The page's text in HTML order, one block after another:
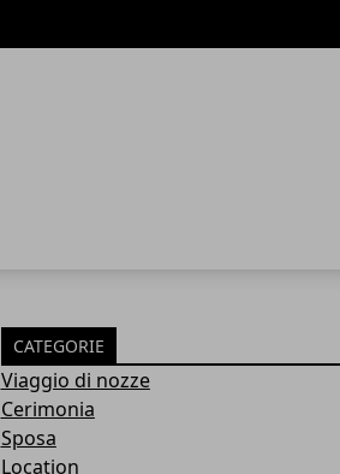
CATEGORIE
Viaggio di nozze
Cerimonia
Sposa
Location